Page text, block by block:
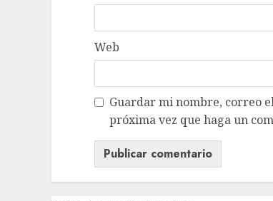
Web
Guardar mi nombre, correo
próxima vez que haga un